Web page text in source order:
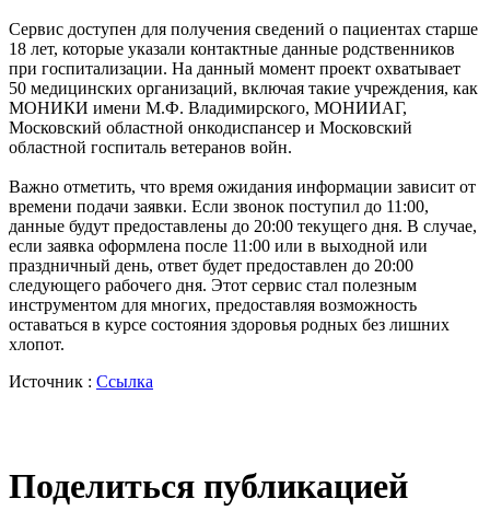
Сервис доступен для получения сведений о пациентах старше
18 лет, которые указали контактные данные родственников
при госпитализации. На данный момент проект охватывает
50 медицинских организаций, включая такие учреждения, как
МОНИКИ имени М.Ф. Владимирского, МОНИИАГ,
Московский областной онкодиспансер и Московский
областной госпиталь ветеранов войн.
Важно отметить, что время ожидания информации зависит от
времени подачи заявки. Если звонок поступил до 11:00,
данные будут предоставлены до 20:00 текущего дня. В случае,
если заявка оформлена после 11:00 или в выходной или
праздничный день, ответ будет предоставлен до 20:00
следующего рабочего дня. Этот сервис стал полезным
инструментом для многих, предоставляя возможность
оставаться в курсе состояния здоровья родных без лишних
хлопот.
Источник : Ссылка
Поделиться публикацией